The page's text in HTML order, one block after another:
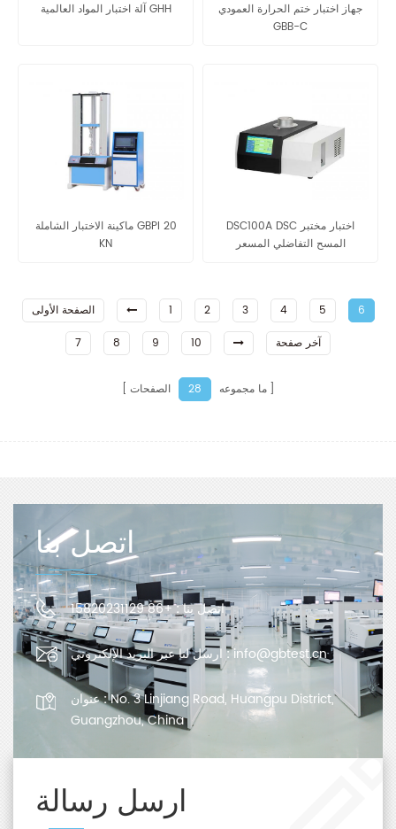
آلة اختبار المواد العالمية GHH
جهاز اختبار ختم الحرارة العمودي
GBB-C
ماكينة الاختبار الشاملة GBPI 20
KN
DSC100A DSC اختبار مختبر
المسح التفاضلي المسعر
الصفحة الأولى 1 2 3 4 5
6
7
8 9 10 آخر صفحة
ما مجموعه 28 الصفحات
اتصل بنا
اتصل بنا :+86 15820231129
ارسل لنا عبر البريد الإلكتروني :info@gbtest.cn
عنوان :No. 3 Linjiang Road, Huangpu District,
Guangzhou, China
ارسل رسالة